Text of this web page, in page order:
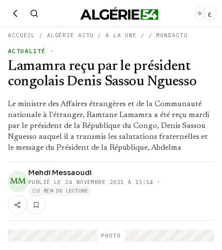
ع
ACCUEIL / ALGÉRIE ACTU /A LA UNE / / MONDACTU
ACTUALITÉ ·
Lamamra reçu par le président
congolais Denis Sassou Nguesso
Le ministre des Affaires étrangères et de la Communauté
nationale à l’étranger, Ramtane Lamamra a été reçu mardi
par le président de la République du Congo, Denis Sassou
Nguesso auquel il a transmis les salutations fraternelles et
le message du Président de la République, Abdelma
MM
Mehdi Messaoudi
PUBLIÉ LE 24 NOVEMBRE 2021 À 15:14 ·
2 MIN DE LECTURE
PHOTO